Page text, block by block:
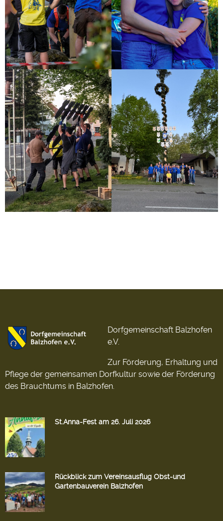
Dorfgemeinschaft Balzhofen
e.V.
Zur Förderung, Erhaltung und
Pflege der gemeinsamen Dorfkultur sowie der Förderung
des Brauchtums in Balzhofen.
St.Anna-Fest am 26. Juli 2026
Rückblick zum Vereinsausflug Obst-und
Gartenbauverein Balzhofen